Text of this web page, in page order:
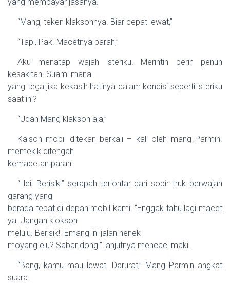
“Mang, teken klaksonnya. Biar cepat lewat,”
“Tapi, Pak. Macetnya parah,”
Aku menatap wajah isteriku. Merintih perih penuh
kesakitan. Suami mana
yang tega jika kekasih hatinya dalam kondisi seperti isteriku
saat ini?
“Udah Mang klakson aja,”
Kalson mobil ditekan berkali – kali oleh mang Parmin.
memekik ditengah
kemacetan parah.
“Hei! Berisik!” serapah terlontar dari sopir truk berwajah
garang yang
berada tepat di depan mobil kami. “Enggak tahu lagi macet
ya. Jangan klokson
melulu. Berisik! Emang ini jalan nenek
moyang elu? Sabar dong!” lanjutnya mencaci maki.
“Bang, kamu mau lewat. Darurat,” Mang Parmin angkat
suara.